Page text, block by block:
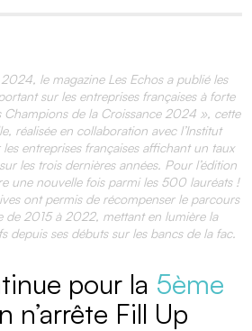
le magazine Les Echos a publié les
sur les entreprises françaises à forte
Champions de la Croissance 2024 », cette
réalisée en collaboration avec l’Institut
les entreprises françaises affichant un taux
les trois dernières années. Pour l’édition
une nouvelle fois parmi les 500 lauréats !
ont permis de récompenser le parcours
de 2015 à 2022, mettant en lumière la
depuis ses débuts sur les bancs de la fac.
pour la 5ème
n’arrête Fill Up